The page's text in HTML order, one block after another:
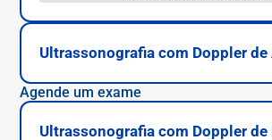
Ultrassonografia com Doppler de
Agende um exame
Ultrassonografia com Doppler de